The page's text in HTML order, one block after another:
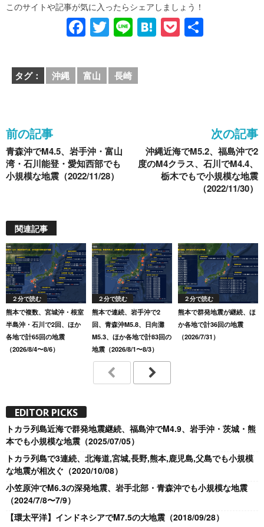
このサイトや記事が気に入ったらシェアしましょう！
F
a
c
e
o
k
T
wi
tt
er
Li
n
e
H
at
P
o
タグ： 沖縄 富山 長崎
前の記事
青森沖でM4.5、岩手沖・富山
湾・石川能登・愛知西部でも
小規模な地震（2022/11/28）
次の記事
沖縄近海でM5.2、福島沖で2
度のM4クラス、石川でM4.4、
栃木でもで小規模な地震
（2022/11/30）
関連記事
２分で読む
熊本で複数、宮城沖・根室
半島沖・石川で2回、ほか
各地で計65回の地震
（2026/8/4〜8/6）
２分で読む
熊本で連続、岩手沖で2
回、青森沖M5.8、日向灘
M5.3、ほか各地で計83回の
地震（2026/8/1〜8/3）
２分で読む
熊本で群発地震が継続、ほ
か各地で計36回の地震
（2026/7/31）
EDITOR PICKS
トカラ列島近海で群発地震継続、福島沖でM4.9、岩手沖・茨城・熊
本でも小規模な地震（2025/07/05）
トカラ列島で3連続、北海道,宮城,長野,熊本,鹿児島,父島でも小規模
な地震が相次ぐ（2020/10/08）
小笠原沖でM6.3の深発地震、岩手北部・青森沖でも小規模な地震
（2024/7/8〜7/9）
【環太平洋】インドネシアでM7.5の大地震（2018/09/28）